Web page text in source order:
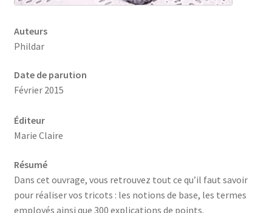
Auteurs
Phildar
Date de parution
Février 2015
Éditeur
Marie Claire
Résumé
Dans cet ouvrage, vous retrouvez tout ce qu’il faut savoir
pour réaliser vos tricots : les notions de base, les termes
employés ainsi que 300 explications de points.